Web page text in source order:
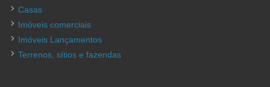
Casas
Imóveis comerciais
Imóveis Lançamentos
Terrenos, sítios e fazendas